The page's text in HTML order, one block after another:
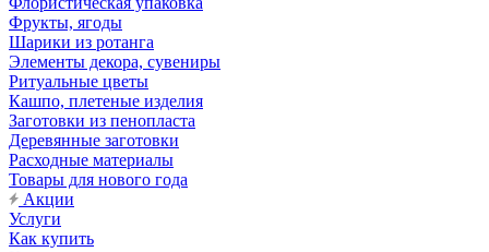
Фрукты, ягоды
Шарики из ротанга
Элементы декора, сувениры
Ритуальные цветы
Кашпо, плетеные изделия
Заготовки из пенопласта
Деревянные заготовки
Расходные материалы
Товары для нового года
Акции
Услуги
Как купить